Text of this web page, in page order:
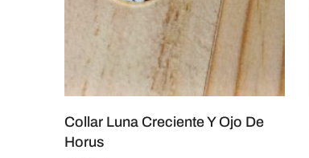
Collar Luna Creciente Y Ojo De
Horus